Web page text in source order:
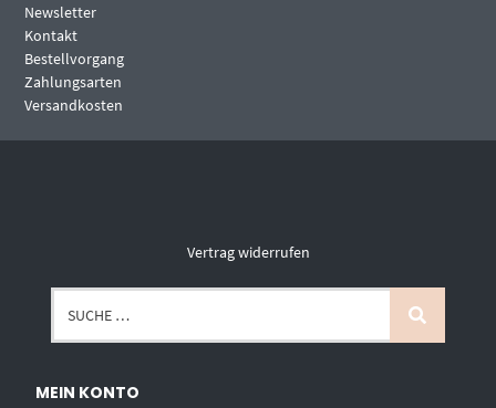
Newsletter
Kontakt
Bestellvorgang
Zahlungsarten
Versandkosten
Vertrag widerrufen
MEIN KONTO